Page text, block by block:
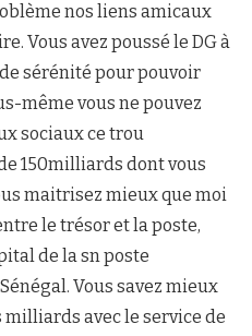
nos liens amicaux
Vous avez poussé le DG à
sérénité pour pouvoir
même vous ne pouvez
sociaux ce trou
150milliards dont vous
maitrisez mieux que moi
le trésor et la poste,
de la sn poste
Vous savez mieux
milliards avec le service de